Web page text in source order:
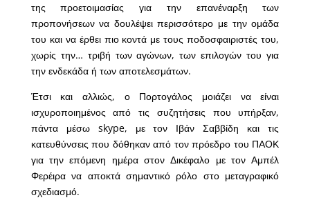
της προετοιμασίας για την επανέναρξη των
προπονήσεων να δουλέψει περισσότερο με την ομάδα
του και να έρθει πιο κοντά με τους ποδοσφαιριστές του,
χωρίς την… τριβή των αγώνων, των επιλογών του για
την ενδεκάδα ή των αποτελεσμάτων.
Έτσι και αλλιώς, ο Πορτογάλος μοιάζει να είναι
ισχυροποιημένος από τις συζητήσεις που υπήρξαν,
πάντα μέσω skype, με τον Ιβάν Σαββίδη και τις
κατευθύνσεις που δόθηκαν από τον πρόεδρο του ΠΑΟΚ
για την επόμενη ημέρα στον Δικέφαλο με τον Αμπέλ
Φερέιρα να αποκτά σημαντικό ρόλο στο μεταγραφικό
σχεδιασμό.